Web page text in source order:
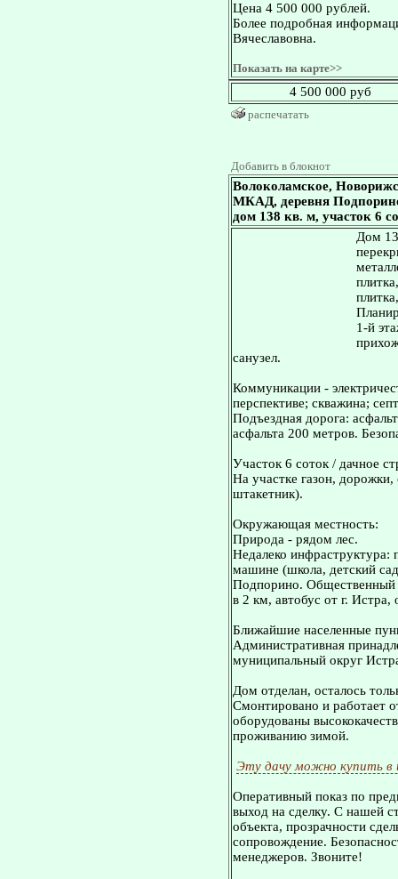
Цена 4 500 000 рублей.
Более подробная
Вячеславовна.
Показать на карте>>
4 500 000 руб
распечатать
Добавить в блокнот
Волоколамское,
МКАД, деревня
дом 138 кв. м, участок 6
Дом
1-й
санузел.
Коммуникации -
перспективе; скважина;
Подъездная дорога:
асфальта 200 метров.
Участок 6 соток / дачное
На участке газон, дорожки,
штакетник).
Окружающая местность:
Природа - рядом лес.
Недалеко
машине (школа, детский
Подпорино. Общественный
в 2 км, автобус от г. Истра,
Ближайшие населенные
Административная
муниципальный округ
Дом отделан, осталось
Смонтировано и работает
оборудованы
проживанию зимой.
Эту дачу можно купить в
Оперативный показ по
выход на сделку. С нашей
объекта, прозрачности
сопровождение.
менеджеров. Звоните!